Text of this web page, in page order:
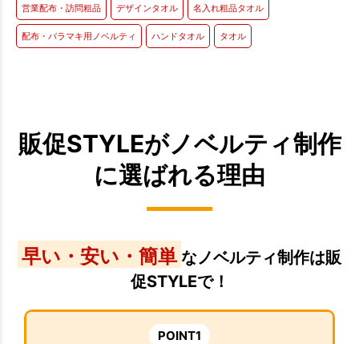
営業配布・訪問粗品 デザインタオル 名入れ粗品タオル
配布・バラマキ用ノベルティ ハンドタオル タオル
販促STYLEがノベルティ制作
に選ばれる理由
早い・安い・簡単 なノベルティ制作は販
促STYLEで！
POINT1